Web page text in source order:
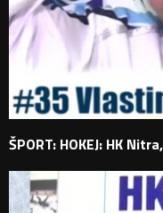
ŠPORT: HOKEJ: HK